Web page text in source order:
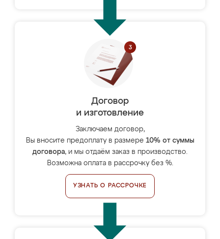
Договор
и изготовление
Заключаем договор,
Вы вносите предоплату в размере 10% от суммы
договора, и мы отдаём заказ в производство.
Возможна оплата в рассрочку без %.
УЗНАТЬ О РАССРОЧКЕ